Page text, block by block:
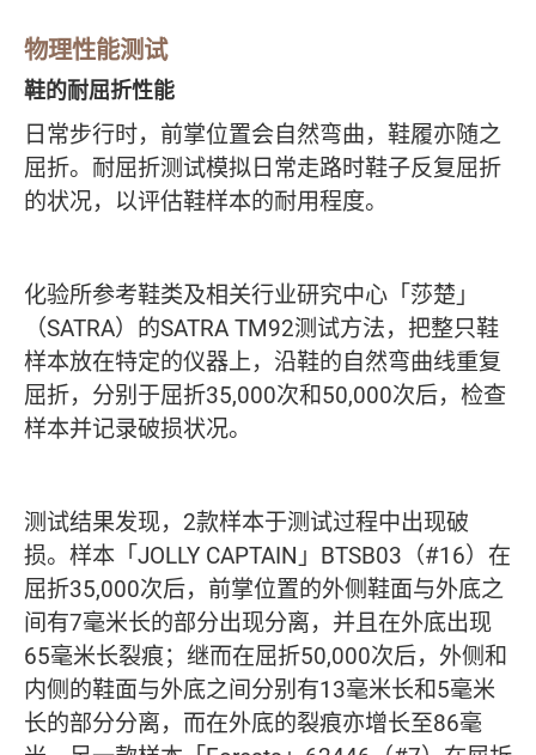
物理性能测试
鞋的耐屈折性能
日常步行时，前掌位置会自然弯曲，鞋履亦随之
屈折。耐屈折测试模拟日常走路时鞋子反复屈折
的状况，以评估鞋样本的耐用程度。
化验所参考鞋类及相关行业研究中心「莎楚」
（SATRA）的SATRA TM92测试方法，把整只鞋
样本放在特定的仪器上，沿鞋的自然弯曲线重复
屈折，分别于屈折35,000次和50,000次后，检查
样本并记录破损状况。
测试结果发现，2款样本于测试过程中出现破
损。样本「JOLLY CAPTAIN」BTSB03（#16）在
屈折35,000次后，前掌位置的外侧鞋面与外底之
间有7毫米长的部分出现分离，并且在外底出现
65毫米长裂痕；继而在屈折50,000次后，外侧和
内侧的鞋面与外底之间分别有13毫米长和5毫米
长的部分分离，而在外底的裂痕亦增长至86毫